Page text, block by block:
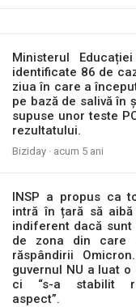
Ministerul
identificate 86 de
ziua în care a
pe bază de salivă în
supuse unor teste
rezultatului.
Biziday · acum 5 ani
INSP a propus ca
intră în țară să aibă
indiferent dacă sunt
de zona din care
răspândirii
guvernul NU a luat
ci “s-a stabilit
aspect”.